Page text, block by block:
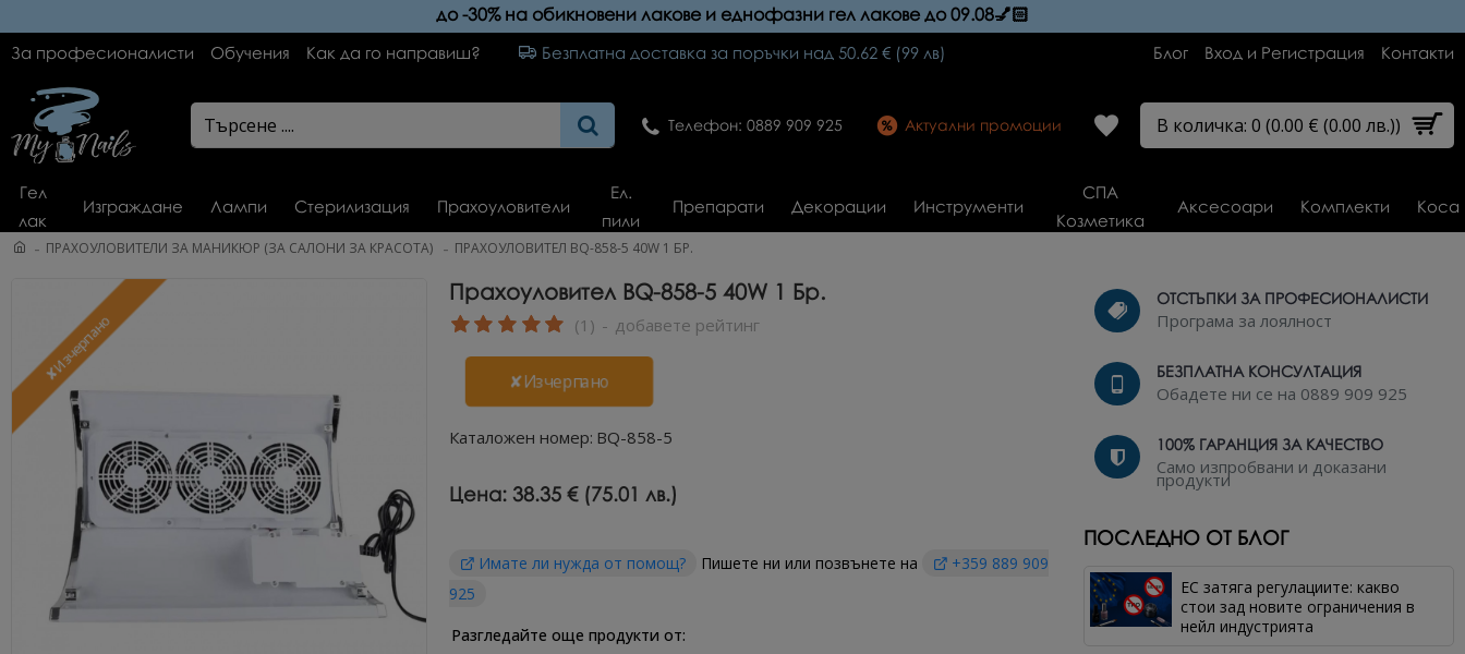
до -30% на обикновени лакове и еднофазни гел лакове до 09.08💅🏻
За професионалисти Обучения Как да го направиш? Безплатна доставка за поръчки над 50.62 € (99 лв) Блог Вход и Регистрация Контакти
Телефон: 0889 909 925 Актуални промоции В количка: 0 (0.00 € (0.00 лв.))
Гел
лак
Изграждане Лампи Стерилизация Прахоуловители
Ел.
пили
Препарати Декорации Инструменти
СПА
Козметика
Аксесоари Комплекти Коса
ПРАХОУЛОВИТЕЛИ ЗА МАНИКЮР (ЗА САЛОНИ ЗА КРАСОТА) ПРАХОУЛОВИТЕЛ BQ-858-5 40W 1 БР.
✘Изчерпано
Прахоуловител BQ-858-5 40W 1 Бр.
✘Изчерпано
Каталожен номер: BQ-858-5
(1) - добавете рейтинг
Цена: 38.35 € (75.01 лв.)
Имате ли нужда от помощ? Пишете ни или позвънете на
+359 889 909
925
Разгледайте още продукти от:
ОТСТЪПКИ ЗА ПРОФЕСИОНАЛИСТИ
Програма за лоялност
БЕЗПЛАТНА КОНСУЛТАЦИЯ
Обадете ни се на 0889 909 925
100% ГАРАНЦИЯ ЗА КАЧЕСТВО
Само изпробвани и доказани
продукти
ПОСЛЕДНО ОТ БЛОГ
ЕС затяга регулациите: какво
стои зад новите ограничения в
нейл индустрията